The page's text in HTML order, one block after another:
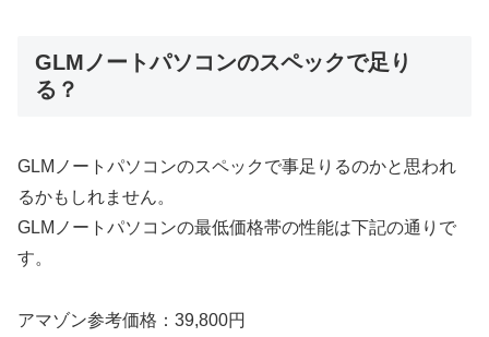
GLMノートパソコンのスペックで足り
る？
GLMノートパソコンのスペックで事足りるのかと思われ
るかもしれません。
GLMノートパソコンの最低価格帯の性能は下記の通りで
す。
アマゾン参考価格：39,800円